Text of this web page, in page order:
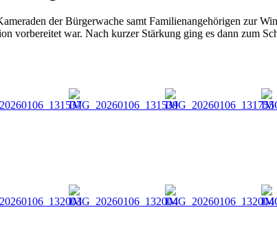
der Bürgerwache samt Familienangehörigen zur
vorbereitet war. Nach kurzer Stärkung ging es dann zum